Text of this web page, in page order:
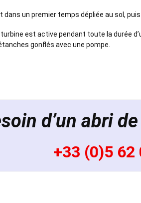
dans un premier temps dépliée au sol,
est active pendant toute la durée
gonflés avec une pompe.
d’un abri
+33 (0)5 62